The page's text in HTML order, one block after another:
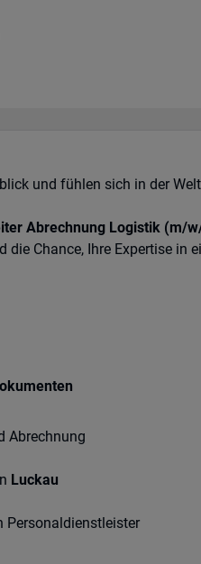
und fühlen sich in der
Abrechnung Logistik (m/
Chance, Ihre Expertise in
Abrechnung
Luckau
Personaldienstleister